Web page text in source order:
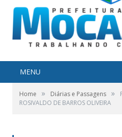
MENU
Home » Diárias e Passagens »
ROSIVALDO DE BARROS OLIVEIRA